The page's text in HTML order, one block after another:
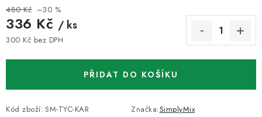
480 Kč –30 %
336 Kč / ks
300 Kč bez DPH
PŘIDAT DO KOŠÍKU
Kód zboží: SM-TYC-KAR Značka:SimplyMix